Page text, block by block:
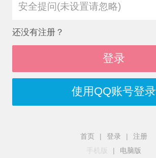
安全提问(未设置请忽略)
还没有注册？
登录
使用QQ账号登录
首页 | 登录 |
注册
手机版
| 电脑版